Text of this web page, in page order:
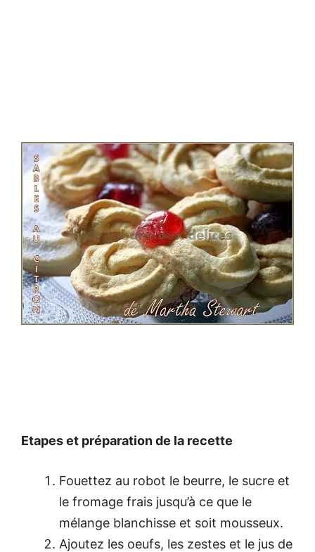
Etapes et préparation de la recette
Fouettez au robot le beurre, le sucre et
le fromage frais jusqu’à ce que le
mélange blanchisse et soit mousseux.
Ajoutez les oeufs, les zestes et le jus de